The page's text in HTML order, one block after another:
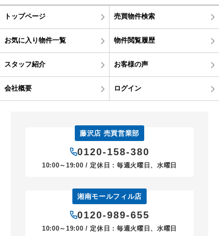
トップページ 売買物件検索
お気に入り物件一覧 物件閲覧履歴
スタッフ紹介 お客様の声
会社概要 ログイン
藤沢店 売買営業部
0120-158-380
10:00～19:00 / 定休日：毎週火曜日、水曜日
湘南モールフィル店
0120-989-655
10:00～19:00 / 定休日：毎週火曜日、水曜日